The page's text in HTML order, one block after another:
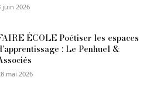
juin 2026
ÉCOLE Poétiser les espaces
: Le Penhuel &
mai 2026